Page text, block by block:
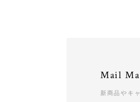
Mail
新商品やキ